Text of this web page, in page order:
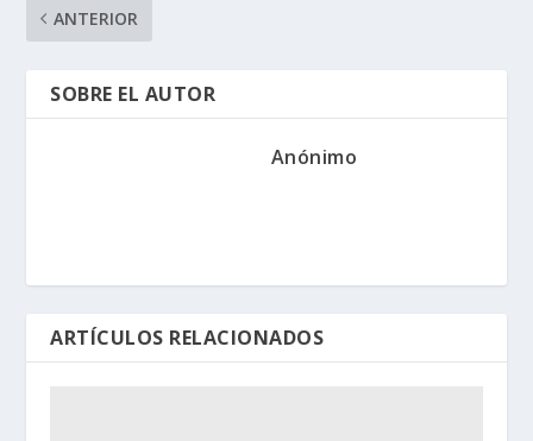
ANTERIOR
SOBRE EL AUTOR
Anónimo
ARTÍCULOS RELACIONADOS